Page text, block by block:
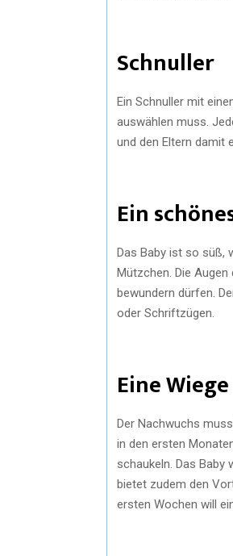
Schnuller
Ein Schnuller mit
auswählen muss.
und den Eltern damit
Ein
Das Baby ist so süß,
Mützchen. Die
bewundern dürfen.
oder Schriftzügen.
Eine Wiege
Der Nachwuchs
in den ersten
schaukeln. Das Baby
bietet zudem den
ersten Wochen will